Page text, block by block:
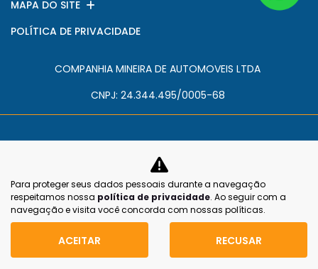
MAPA DO SITE
POLÍTICA DE PRIVACIDADE
COMPANHIA MINEIRA DE AUTOMOVEIS LTDA
CNPJ: 24.344.495/0005-68
No trânsito, enxergar o outro salva
vidas.
Para proteger seus dados pessoais durante a navegação
respeitamos nossa política de privacidade. Ao seguir com a
navegação e visita você concorda com nossas políticas.
ACEITAR RECUSAR